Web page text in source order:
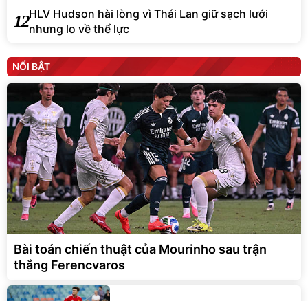
12HLV Hudson hài lòng vì Thái Lan giữ sạch lưới
nhưng lo về thể lực
NỔI BẬT
Bài toán chiến thuật của Mourinho sau trận
thắng Ferencvaros